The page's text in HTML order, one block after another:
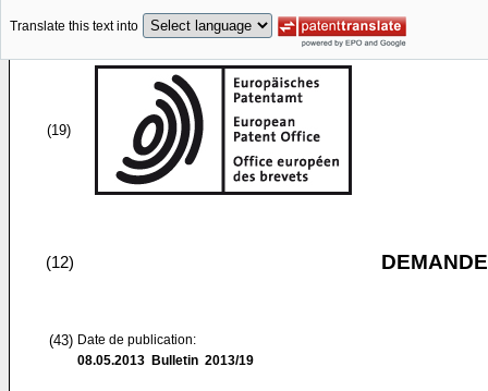
Translate this text into
(19)
(12)
(43) Date de publication:
08.05.2013 Bulletin 2013/19